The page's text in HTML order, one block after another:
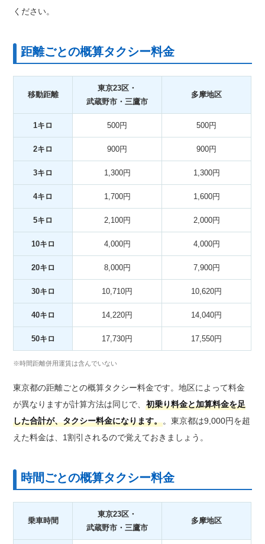
ください。
距離ごとの概算タクシー料金
移動距離
東京23区・
武蔵野市・三鷹市
多摩地区
1キロ 500円 500円
2キロ 900円 900円
3キロ 1,300円 1,300円
4キロ 1,700円 1,600円
5キロ 2,100円 2,000円
10キロ 4,000円 4,000円
20キロ 8,000円 7,900円
30キロ 10,710円 10,620円
40キロ 14,220円 14,040円
50キロ 17,730円 17,550円
※時間距離併用運賃は含んでいない
東京都の距離ごとの概算タクシー料金です。地区によって料金
が異なりますが計算方法は同じで、初乗り料金と加算料金を足
した合計が、タクシー料金になります。。東京都は9,000円を超
えた料金は、1割引されるので覚えておきましょう。
時間ごとの概算タクシー料金
乗車時間
東京23区・
武蔵野市・三鷹市
多摩地区